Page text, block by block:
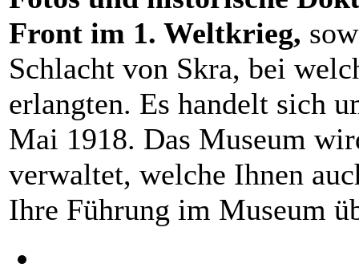
Front im 1. Weltkrieg,
Schlacht von Skra, bei
erlangten. Es handelt sich
Mai 1918. Das Museum
verwaltet, welche Ihnen
Ihre Führung im Museum